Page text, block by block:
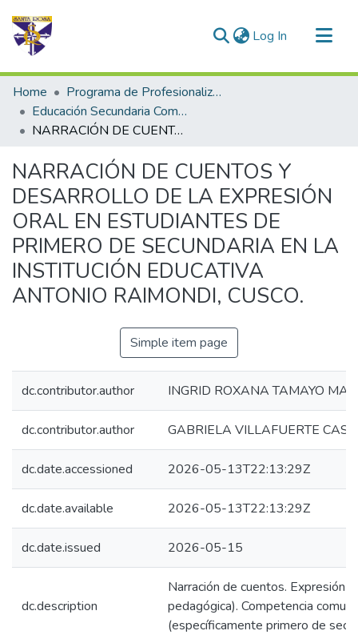
Log In (current)
Communities & Collections
All of DSpace
Statistics
Home
Programa de Profesionalización Docente - Trabajos de Investigación
Educación Secundaria Comunicación
NARRACIÓN DE CUENTOS Y DESARROLLO DE LA EXPRESIÓN ORAL EN ESTUDIANTES DE PRIMERO DE SECUNDARIA EN LA INSTITUCIÓN EDUCATIVA ANTONIO RAIMONDI, CUSCO.
NARRACIÓN DE CUENTOS Y
DESARROLLO DE LA EXPRESIÓN
ORAL EN ESTUDIANTES DE
PRIMERO DE SECUNDARIA EN LA
INSTITUCIÓN EDUCATIVA
ANTONIO RAIMONDI, CUSCO.
Simple item page
dc.contributor.author INGRID ROXANA TAMAYO
dc.contributor.author GABRIELA VILLAFUERTE
dc.date.accessioned 2026-05-13T22:13:29Z
dc.date.available 2026-05-13T22:13:29Z
dc.date.issued 2026-05-15
dc.description
Narración de cuentos. ​Expresión
pedagógica). ​Competencia
(específicamente primero de